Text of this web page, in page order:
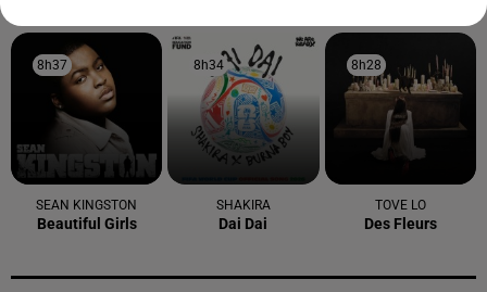
À LA UNE
6 août 2026
Arles : après un taureau percuté lors d'une
abrivado à Saliers,...
Éclipse solaire du 12 août 2026 : le CHU de Nîmes